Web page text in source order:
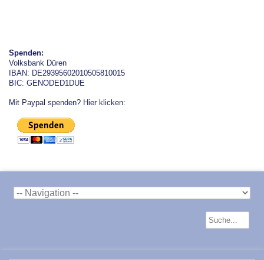
Spenden:
Volksbank Düren
IBAN: DE29395602010505810015
BIC: GENODED1DUE
Mit Paypal spenden? Hier klicken: